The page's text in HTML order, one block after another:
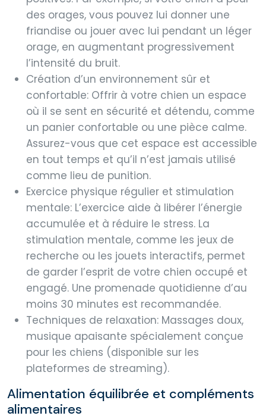
des orages, vous pouvez lui donner une
friandise ou jouer avec lui pendant un léger
orage, en augmentant progressivement
l’intensité du bruit.
Création d’un environnement sûr et
confortable: Offrir à votre chien un espace
où il se sent en sécurité et détendu, comme
un panier confortable ou une pièce calme.
Assurez-vous que cet espace est accessible
en tout temps et qu’il n’est jamais utilisé
comme lieu de punition.
Exercice physique régulier et stimulation
mentale: L’exercice aide à libérer l’énergie
accumulée et à réduire le stress. La
stimulation mentale, comme les jeux de
recherche ou les jouets interactifs, permet
de garder l’esprit de votre chien occupé et
engagé. Une promenade quotidienne d’au
moins 30 minutes est recommandée.
Techniques de relaxation: Massages doux,
musique apaisante spécialement conçue
pour les chiens (disponible sur les
plateformes de streaming).
Alimentation équilibrée et compléments
alimentaires